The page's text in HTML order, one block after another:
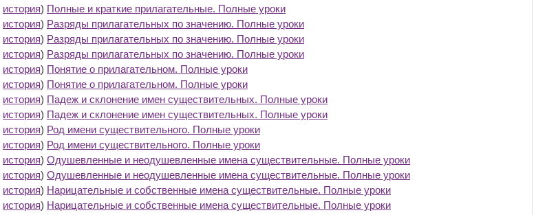
история) Полные и краткие прилагательные. Полные уроки
история) Разряды прилагательных по значению. Полные уроки
история) Разряды прилагательных по значению. Полные уроки
история) Разряды прилагательных по значению. Полные уроки
история) Понятие о прилагательном. Полные уроки
история) Понятие о прилагательном. Полные уроки
история) Падеж и склонение имен существительных. Полные уроки
история) Падеж и склонение имен существительных. Полные уроки
история) Род имени существительного. Полные уроки
история) Род имени существительного. Полные уроки
история) Одушевленные и неодушевленные имена существительные. Полные уроки
история) Одушевленные и неодушевленные имена существительные. Полные уроки
история) Нарицательные и собственные имена существительные. Полные уроки
история) Нарицательные и собственные имена существительные. Полные уроки